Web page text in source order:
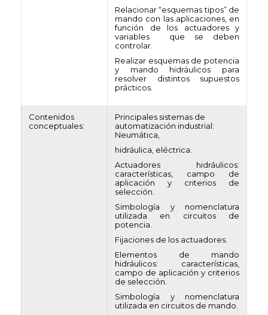
Relacionar “esquemas tipos” de
mando con las aplicaciones, en
función de los actuadores y
variables que se deben
controlar.
Realizar esquemas de potencia
y mando hidráulicos para
resolver distintos supuestos
prácticos.
Contenidos
conceptuales:
Principales sistemas de
automatización industrial:
Neumática,
hidráulica, eléctrica.
Actuadores hidráulicos:
características, campo de
aplicación y criterios de
selección.
Simbología y nomenclatura
utilizada en circuitos de
potencia.
Fijaciones de los actuadores.
Elementos de mando
hidráulicos: características,
campo de aplicación y criterios
de selección.
Simbología y nomenclatura
utilizada en circuitos de mando.